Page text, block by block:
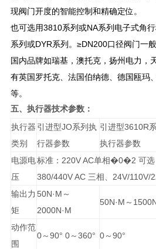
现阀门开度的智能控制和精确定位。
也可选用3810系列或NA系列电子式角
系列或DYR系列。≥DN200口径阀门一
国内品牌如瑞基，澳托克，扬州电力，
有英国罗托克、法国伯纳德、德国瓯玛
等。
五、执行器技术参数：
执行器
类别
引进型JO系列执
行器参数
引进型3610R
执行器参数
电源电
压
标准：220V AC单相�0�2 可选
380/440V AC 三相、24V/110V/
输出力
矩
50N·M～
2000N·M
50N·M～
动作范
围
0～90° 0～360° 0～90°